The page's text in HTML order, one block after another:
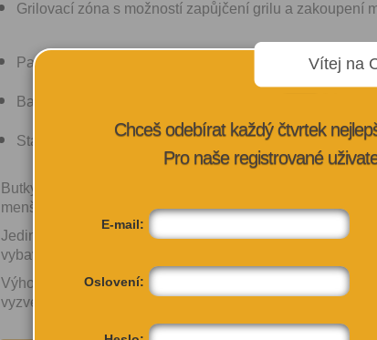
Grilovací zóna s možností zapůjčení grilu a zakoupení
Party altán
Bagry pro děti
Stánky s občerstvením
Butky Park tak nabízí nový jedinečný prostor pro pořádání
menších akcí.
Jediněčný prostor, kde se skloubí relax zeleně se
vybavení si lze zapůjčit na Infostánku Galerie Butovice.
Výhodou je i propojení s obchodním centrem, kde si
vyzvednete zásilky i poštu nebo navštívíte lékaře či lékárnu.
Vítej na
Chceš odebírat každý čtvrtek
Pro naše registrované
E-mail:
Oslovení: